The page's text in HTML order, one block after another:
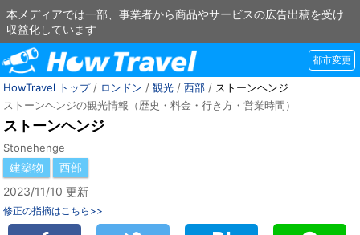
本メディアでは一部、事業者から商品やサービスの広告出稿を受け
収益化しています
都市変更
HowTravel トップ/ ロンドン / 観光 / 西部 / ストーンヘンジ
ストーンヘンジの観光情報（歴史・料金・行き方・営業時間）
ストーンヘンジ
Stonehenge
建築物
西部
2023/11/10 更新
修正の指摘はこちら>>